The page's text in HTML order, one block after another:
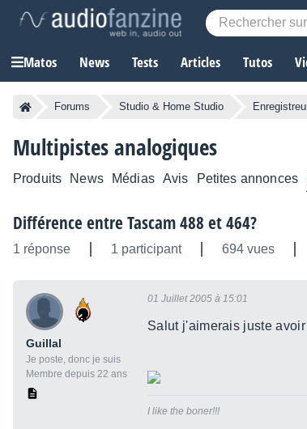
Matos News Tests Articles Tutos
Forums Studio & Home Studio
Multipistes analogiques
Produits News Médias Avis Petites annonces
Différence entre Tascam 488 et 464?
1 réponse 1 participant 694 vues
Guillal
Je poste, donc je suis
Membre depuis 22 ans
01 Juillet 2005 à 15:01
Salut j'aimerais juste
I like the boner!!!